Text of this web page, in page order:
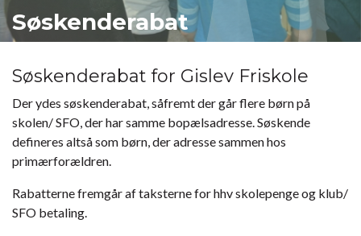
Søskenderabat
Søskenderabat for Gislev Friskole
Der ydes søskenderabat, såfremt der går flere børn på
skolen/ SFO, der har samme bopælsadresse. Søskende
defineres altså som børn, der adresse sammen hos
primærforældren.
Rabatterne fremgår af taksterne for hhv skolepenge og klub/
SFO betaling.